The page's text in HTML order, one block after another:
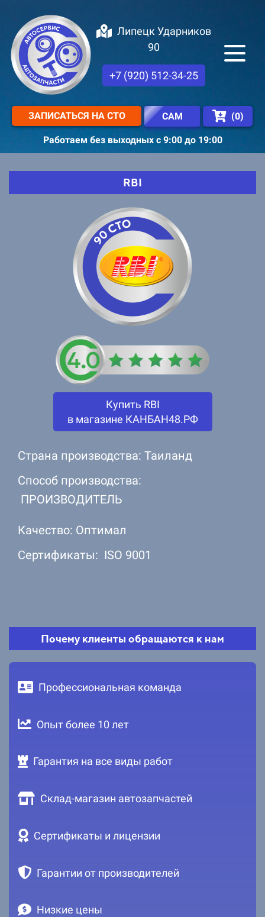
Липецк Ударников
90
+7 (920) 512-34-25
ЗАПИСАТЬСЯ НА СТО САМ (0)
Работаем без выходных с 9:00 до 19:00
RBI
Купить RBI
в магазине КАНБАН48.РФ
Страна производства: Таиланд
Способ производства:
ПРОИЗВОДИТЕЛЬ
Качество: Оптимал
Сертификаты: ISO 9001
Почему клиенты обращаются к нам
Профессиональная команда
Опыт более 10 лет
Гарантия на все виды работ
Склад-магазин автозапчастей
Сертификаты и лицензии
Гарантии от производителей
Низкие цены